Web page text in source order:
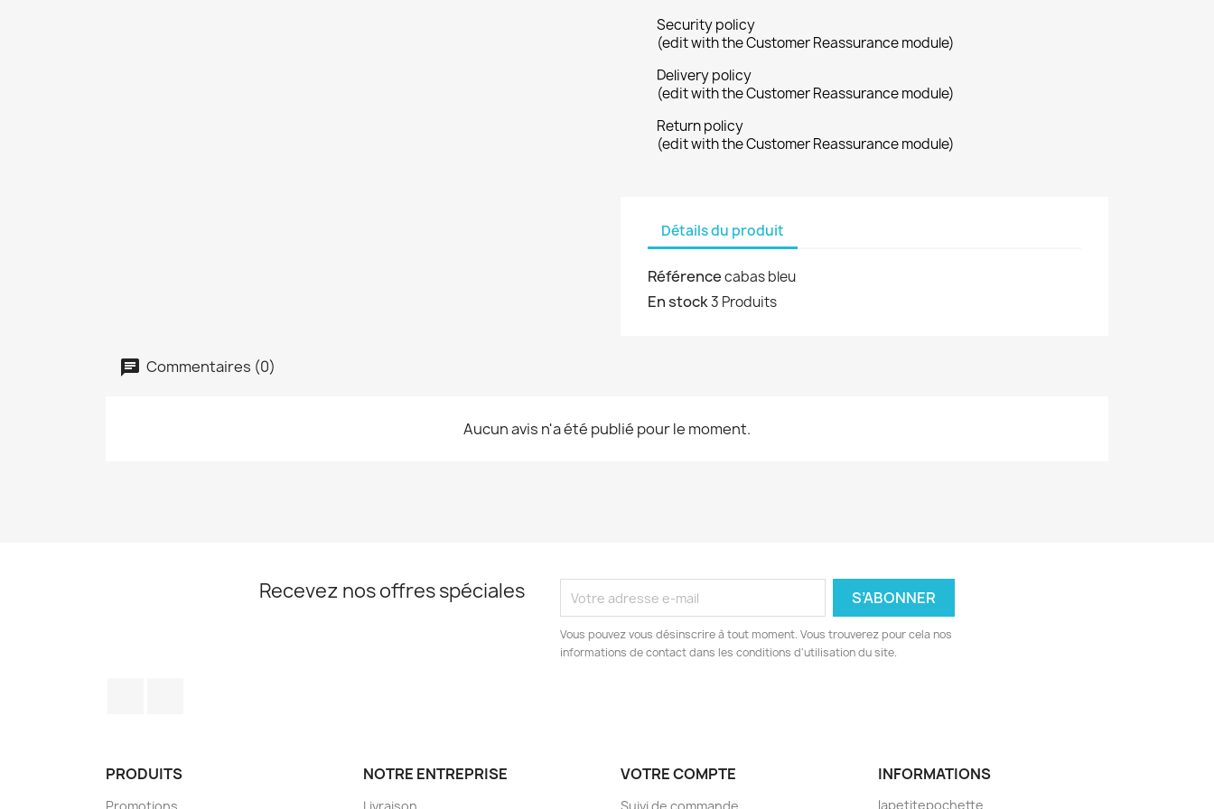
Security policy
(edit with the Customer Reassurance module)
Delivery policy
(edit with the Customer Reassurance module)
Return policy
(edit with the Customer Reassurance module)
Détails du produit
Référencecabas bleu
En stock3 Produits
Commentaires (0)
Aucun avis n'a été publié pour le moment.
Recevez nos offres spéciales
Vous pouvez vous désinscrire à tout moment. Vous trouverez pour cela nos
informations de contact dans les conditions d'utilisation du site.
PRODUITS NOTRE ENTREPRISE VOTRE COMPTE INFORMATIONS
lapetitepochette